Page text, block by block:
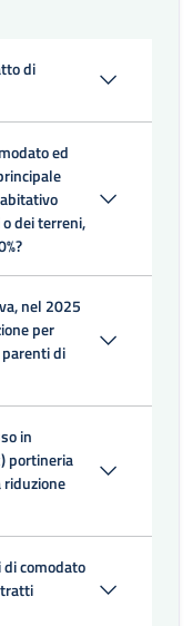
di
ed
dei terreni,
nel 2025
per
di
in
portineria
comodato